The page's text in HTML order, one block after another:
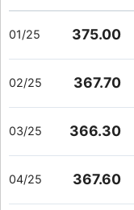
01/25 375.00
02/25 367.70
03/25 366.30
04/25 367.60